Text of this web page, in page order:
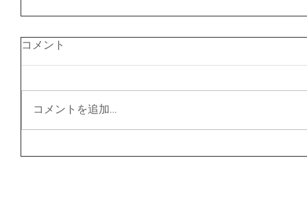
コメント
コメントを追加…